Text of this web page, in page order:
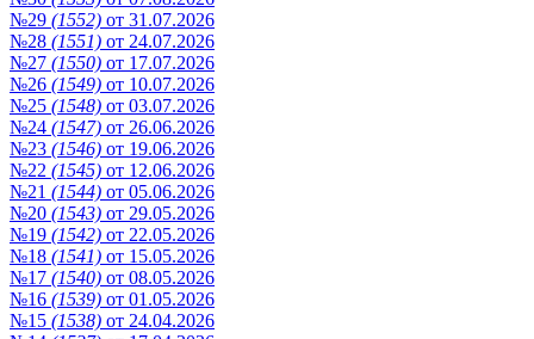
№29 (1552) от 31.07.2026
№28 (1551) от 24.07.2026
№27 (1550) от 17.07.2026
№26 (1549) от 10.07.2026
№25 (1548) от 03.07.2026
№24 (1547) от 26.06.2026
№23 (1546) от 19.06.2026
№22 (1545) от 12.06.2026
№21 (1544) от 05.06.2026
№20 (1543) от 29.05.2026
№19 (1542) от 22.05.2026
№18 (1541) от 15.05.2026
№17 (1540) от 08.05.2026
№16 (1539) от 01.05.2026
№15 (1538) от 24.04.2026